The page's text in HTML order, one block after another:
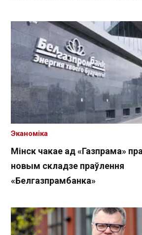
Мінск чакае ад «Газпрама»
новым складзе праўлення
«Белгазпрамбанка»
Эканоміка